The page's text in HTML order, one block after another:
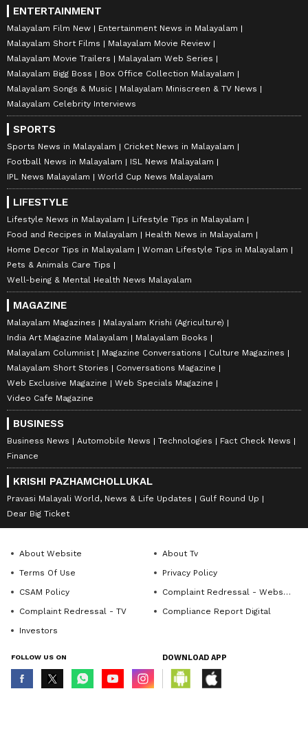
ENTERTAINMENT
Malayalam Film New
Entertainment News in Malayalam
Malayalam Short Films
Malayalam Movie Review
Malayalam Movie Trailers
Malayalam Web Series
Malayalam Bigg Boss
Box Office Collection Malayalam
Malayalam Songs & Music
Malayalam Miniscreen & TV News
Malayalam Celebrity Interviews
SPORTS
Sports News in Malayalam
Cricket News in Malayalam
Football News in Malayalam
ISL News Malayalam
IPL News Malayalam
World Cup News Malayalam
LIFESTYLE
Lifestyle News in Malayalam
Lifestyle Tips in Malayalam
Food and Recipes in Malayalam
Health News in Malayalam
Home Decor Tips in Malayalam
Woman Lifestyle Tips in Malayalam
Pets & Animals Care Tips
Well-being & Mental Health News Malayalam
MAGAZINE
Malayalam Magazines
Malayalam Krishi (Agriculture)
India Art Magazine Malayalam
Malayalam Books
Malayalam Columnist
Magazine Conversations
Culture Magazines
Malayalam Short Stories
Conversations Magazine
Web Exclusive Magazine
Web Specials Magazine
Video Cafe Magazine
BUSINESS
Business News Automobile News Technologies
Fact Check News
Finance
KRISHI PAZHAMCHOLLUKAL
Pravasi Malayali World, News & Life Updates
Gulf Round Up
Dear Big Ticket
About Website
About Tv
Terms Of Use
Privacy Policy
CSAM Policy
Complaint Redressal - Website
Complaint Redressal - TV
Compliance Report Digital
Investors
FOLLOW US ON DOWNLOAD APP